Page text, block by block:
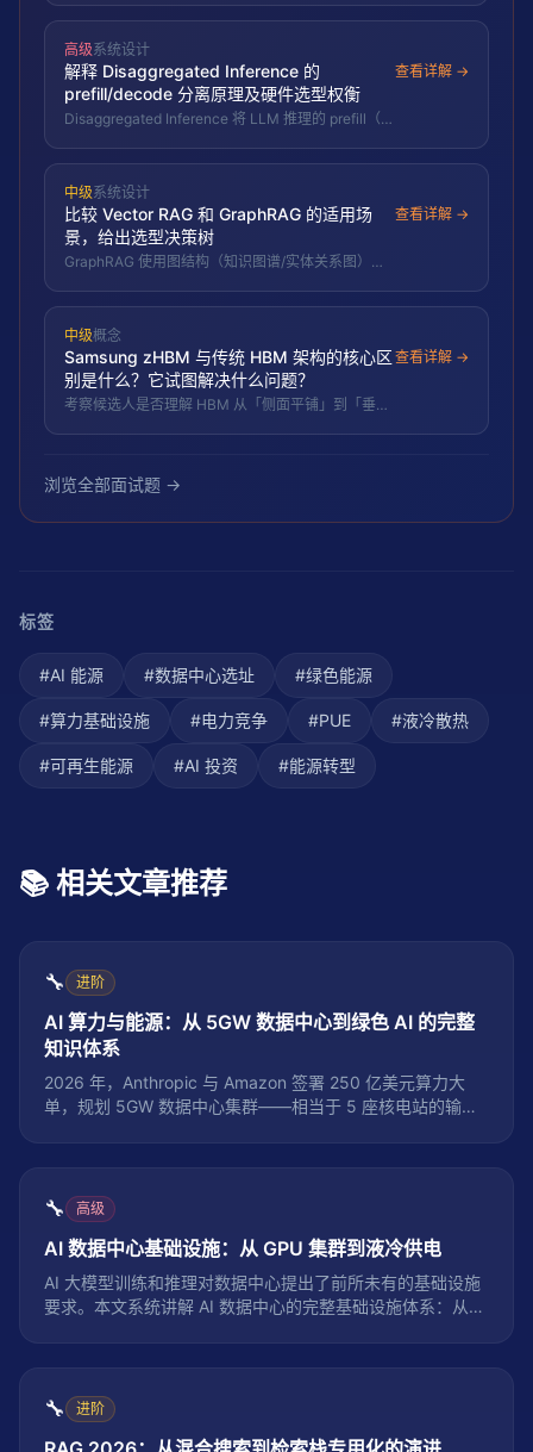
高级系统设计
解释 Disaggregated Inference 的
prefill/decode 分离原理及硬件选型权衡
Disaggregated Inference 将 LLM 推理的 prefill（计
（HBM/LPU）。OLIX DX-1 $312M B 轮验证专用
decode 芯片商业可行性。
查看详解 →
中级系统设计
比较 Vector RAG 和 GraphRAG 的适用场
景，给出选型决策树
GraphRAG 使用图结构（知识图谱/实体关系图）替
是否有明确的实体关系结构、是否需要多跳推理。
查看详解 →
中级概念
Samsung zHBM 与传统 HBM 架构的核心区
别是什么？它试图解决什么问题？
考察候选人是否理解 HBM 从「侧面平铺」到「垂直
查看详解 →
浏览全部面试题 →
标签
#AI 能源 #数据中心选址 #绿色能源
#算力基础设施 #电力竞争 #PUE #液冷散热
#可再生能源 #AI 投资 #能源转型
📚 相关文章推荐
🔧 进阶
AI 算力与能源：从 5GW 数据中心到绿色 AI 的完整
知识体系
2026 年，Anthropic 与 Amazon 签署 250 亿美元算力大
单，规划 5GW 数据中心集群——相当于 5 座核电站的输出
指标、液冷技术，到绿色 AI 算法优化、碳足迹计算和未来可
持续 AI 路径。
🔧 高级
AI 数据中心基础设施：从 GPU 集群到液冷供电
AI 大模型训练和推理对数据中心提出了前所未有的基础设施
要求。本文系统讲解 AI 数据中心的完整基础设施体系：从
🔧 进阶